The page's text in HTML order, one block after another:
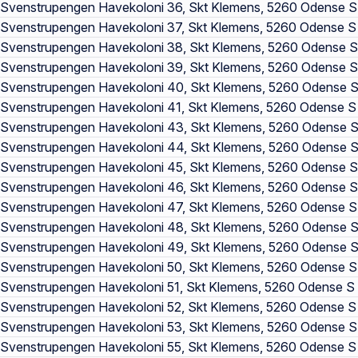
Svenstrupengen Havekoloni 36, Skt Klemens, 5260 Odense S
Svenstrupengen Havekoloni 37, Skt Klemens, 5260 Odense S
Svenstrupengen Havekoloni 38, Skt Klemens, 5260 Odense S
Svenstrupengen Havekoloni 39, Skt Klemens, 5260 Odense S
Svenstrupengen Havekoloni 40, Skt Klemens, 5260 Odense S
Svenstrupengen Havekoloni 41, Skt Klemens, 5260 Odense S
Svenstrupengen Havekoloni 43, Skt Klemens, 5260 Odense S
Svenstrupengen Havekoloni 44, Skt Klemens, 5260 Odense S
Svenstrupengen Havekoloni 45, Skt Klemens, 5260 Odense S
Svenstrupengen Havekoloni 46, Skt Klemens, 5260 Odense S
Svenstrupengen Havekoloni 47, Skt Klemens, 5260 Odense S
Svenstrupengen Havekoloni 48, Skt Klemens, 5260 Odense S
Svenstrupengen Havekoloni 49, Skt Klemens, 5260 Odense S
Svenstrupengen Havekoloni 50, Skt Klemens, 5260 Odense S
Svenstrupengen Havekoloni 51, Skt Klemens, 5260 Odense S
Svenstrupengen Havekoloni 52, Skt Klemens, 5260 Odense S
Svenstrupengen Havekoloni 53, Skt Klemens, 5260 Odense S
Svenstrupengen Havekoloni 55, Skt Klemens, 5260 Odense S